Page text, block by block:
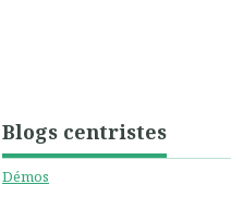
Blogs centristes
Démos